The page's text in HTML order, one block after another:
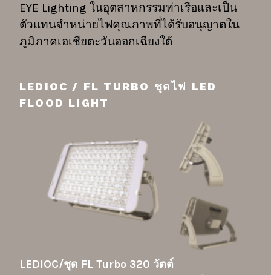
EYE Lighting ในอุตสาหกรรมท่าเรือและเป็น
ตัวแทนจำหน่ายไฟคุณภาพที่ได้รับอนุญาตใน
ภูมิภาคเอเชียตะวันออกเฉียงใต้
LEDIOC / FL TURBO ชุดไฟ LED
FLOOD LIGHT
LEDIOC/ชุด FL Turbo 320 วัตต์